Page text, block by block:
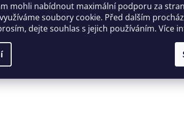
mohli nabídnout maximální podporu za
soubory cookie. Před dalším
dejte souhlas s jejich používáním. Více